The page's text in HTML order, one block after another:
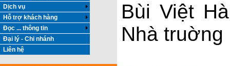
Dịch vụ
Hỗ trợ khách hàng
Đọc ... thông tin
Đại lý - Chi nhánh
Liên hệ
Bùi Việt
Nhà truờng